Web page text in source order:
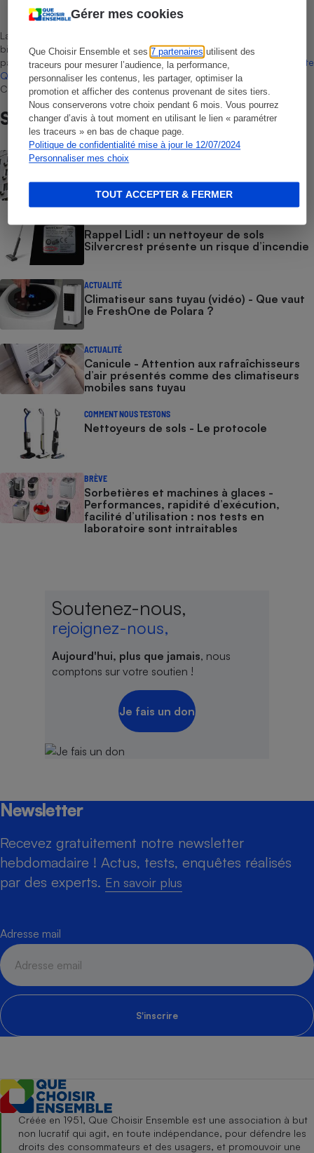
Gérer mes cookies
Que Choisir Ensemble et ses7 partenaires utilisent des
traceurs pour mesurer l’audience, la performance,
personnaliser les contenus, les partager, optimiser la
promotion et afficher des contenus provenant de sites tiers.
Nous conserverons votre choix pendant 6 mois. Vous pourrez
changer d’avis à tout moment en utilisant le lien « paramétrer
les traceurs » en bas de chaque page.
Politique de confidentialité mise à jour le 12/07/2024
Personnaliser mes choix
TOUT ACCEPTER & FERMER
Rédacteur technique
La sélection de produits ou services est représentative du marché,
bien que non-exhaustive. À l’exception des autorisations données
par Bureau Veritas Certification conformément aux règles de
La Note
Que Choisir, il n’existe aucune relation contractuelle entre Que
Choisir Ensemble et les professionnels référencés.
Sur le même sujet
ENQUÊTE
écologique ?
Rappel Lidl : un nettoyeur de sols
Silvercrest présente un risque d’incendie
ACTUALITÉ
Climatiseur sans tuyau (vidéo) - Que vaut
le FreshOne de Polara ?
ACTUALITÉ
Canicule - Attention aux rafraîchisseurs
d’air présentés comme des climatiseurs
mobiles sans tuyau
COMMENT NOUS TESTONS
Nettoyeurs de sols - Le protocole
BRÈVE
Sorbetières et machines à glaces​​​​​​ -
Performances, rapidité d’exécution,
facilité d’utilisation : nos tests en
laboratoire sont intraitables
Soutenez-nous,
rejoignez-nous,
Aujourd'hui, plus que jamais, nous
comptons sur votre soutien !
Je fais un don
Newsletter
Recevez gratuitement notre newsletter
hebdomadaire ! Actus, tests, enquêtes réalisés
par des experts. En savoir plus
Adresse mail
S'inscrire
Créée en 1951, Que Choisir Ensemble est une association à but
non lucratif qui agit, en toute indépendance, pour défendre les
droits des consommateurs et des usagers, et promouvoir une